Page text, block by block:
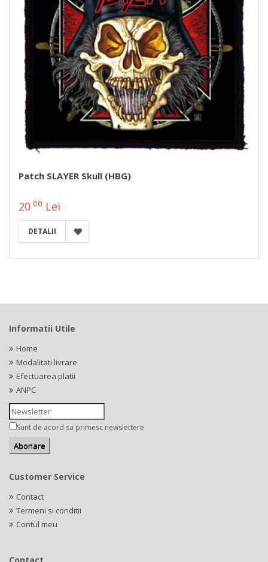
Patch SLAYER Skull (HBG)
20 00 Lei
DETALII
Informatii Utile
Home
Modalitati livrare
Efectuarea platii
ANPC
Sunt de acord sa primesc newslettere
Customer Service
Contact
Termeni si conditii
Contul meu
Contact